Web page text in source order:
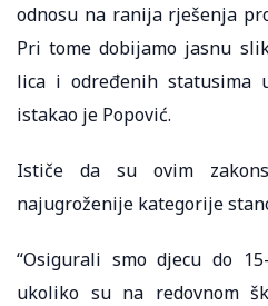
odnosu na ranija rješenja
Pri tome dobijamo jasnu
lica i određenih statusima
istakao je Popović.
Ističe da su ovim
najugroženije kategorije
“Osigurali smo djecu do
ukoliko su na redovnom